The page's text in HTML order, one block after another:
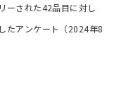
ーされた42品目に対し
たアンケート（2024年8